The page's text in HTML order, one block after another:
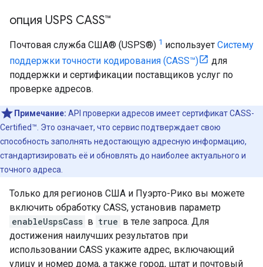
опция USPS CASS™
Почтовая служба США® (USPS®) 1 использует Систему
поддержки точности кодирования (CASS™)
для
поддержки и сертификации поставщиков услуг по
проверке адресов.
Примечание: API проверки адресов имеет сертификат CASS-
Certified™. Это означает, что сервис подтверждает свою
способность заполнять недостающую адресную информацию,
стандартизировать её и обновлять до наиболее актуального и
точного адреса.
Только для регионов США и Пуэрто-Рико вы можете
включить обработку CASS, установив параметр
enableUspsCass в true в теле запроса. Для
достижения наилучших результатов при
использовании CASS укажите адрес, включающий
улицу и номер дома, а также город, штат и почтовый